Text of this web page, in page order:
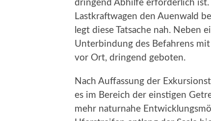
dringend Abhilfe erforderlich ist.
Lastkraftwagen den Auenwald
legt diese Tatsache nah. Neben
Unterbindung des Befahrens
vor Ort, dringend geboten.
Nach Auffassung der
es im Bereich der einstigen
mehr naturnahe